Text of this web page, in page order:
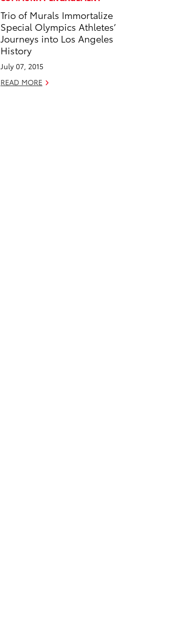
b
o
o
e
d
i
Trio of Murals Immortalize
Special Olympics Athletes’
Journeys into Los Angeles
History
July 07, 2015
READ MORE